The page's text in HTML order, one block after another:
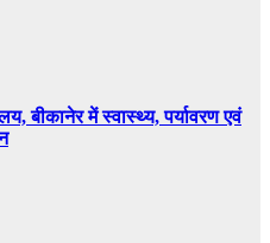
बीकानेर में स्वास्थ्य, पर्यावरण एवं